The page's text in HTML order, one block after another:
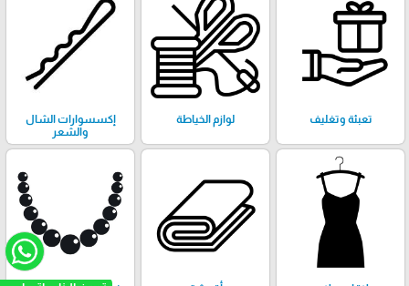
تعبئة وتغليف لوازم الخياطة
إكسسوارات الشال
والشعر